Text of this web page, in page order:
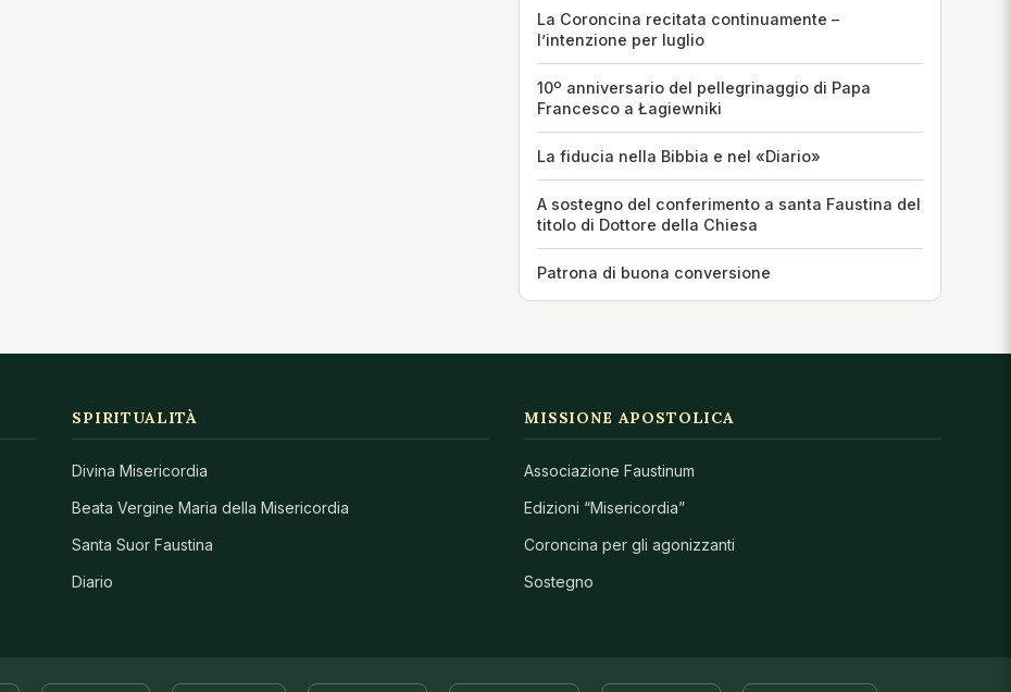
La Coroncina recitata continuamente –
l’intenzione per luglio
10º anniversario del pellegrinaggio di Papa
Francesco a Łagiewniki
La fiducia nella Bibbia e nel «Diario»
A sostegno del conferimento a santa Faustina del
titolo di Dottore della Chiesa
Patrona di buona conversione
SPIRITUALITÀ
Divina Misericordia
Beata Vergine Maria della Misericordia
Santa Suor Faustina
Diario
MISSIONE APOSTOLICA
Associazione Faustinum
Edizioni “Misericordia”
Coroncina per gli agonizzanti
Sostegno